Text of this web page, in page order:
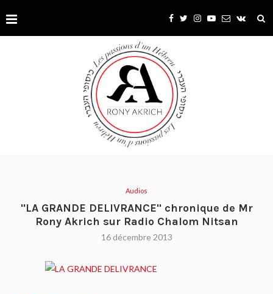
Audios
"LA GRANDE DELIVRANCE" chronique de Mr
Rony Akrich sur Radio Chalom Nitsan
16 décembre 2013